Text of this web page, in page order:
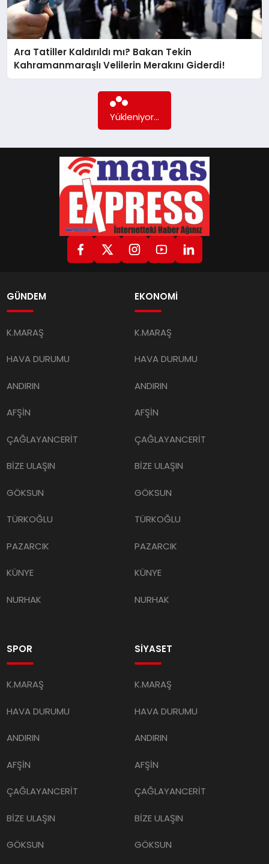
GÖKSUN
TÜRKOĞLU
Ara Tatiller Kaldırıldı mı? Bakan Tekin
Kahramanmaraşlı Velilerin Merakını Giderdi!
Yükleniyor...
GÜNDEM
K.MARAŞ
HAVA DURUMU
ANDIRIN
AFŞİN
ÇAĞLAYANCERİT
BİZE ULAŞIN
GÖKSUN
TÜRKOĞLU
PAZARCIK
KÜNYE
NURHAK
EKONOMİ
K.MARAŞ
HAVA DURUMU
ANDIRIN
AFŞİN
ÇAĞLAYANCERİT
BİZE ULAŞIN
GÖKSUN
TÜRKOĞLU
PAZARCIK
KÜNYE
NURHAK
SPOR
K.MARAŞ
HAVA DURUMU
ANDIRIN
AFŞİN
ÇAĞLAYANCERİT
BİZE ULAŞIN
GÖKSUN
SİYASET
K.MARAŞ
HAVA DURUMU
ANDIRIN
AFŞİN
ÇAĞLAYANCERİT
BİZE ULAŞIN
GÖKSUN